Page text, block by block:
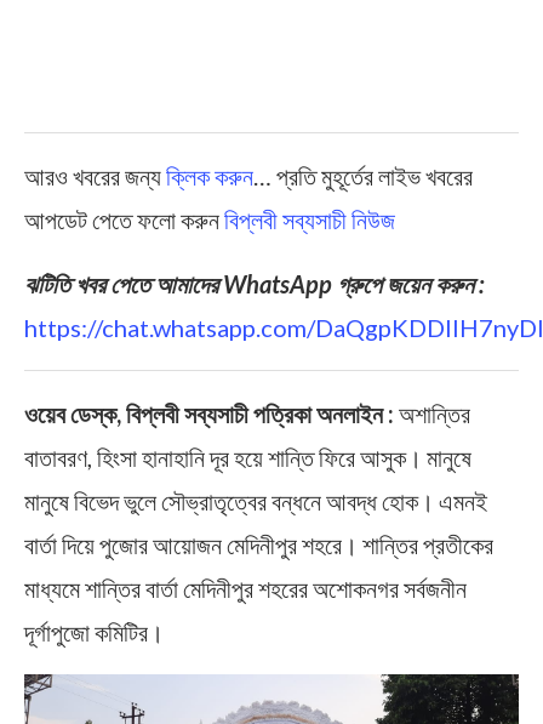
আরও খবরের জন্যক্লিক করুন… প্রতি মুহূর্তের লাইভ খবরের
আপডেট পেতে ফলো করুনবিপ্লবী সব্যসাচী নিউজ
ঝটিতি খবর পেতে আমাদের WhatsApp গ্রুপে জয়েন করুন :
https://chat.whatsapp.com/
ওয়েব ডেস্ক, বিপ্লবী সব্যসাচী পত্রিকা অনলাইন : অশান্তির
বাতাবরণ, হিংসা হানাহানি দূর হয়ে শান্তি ফিরে আসুক। মানুষে
মানুষে বিভেদ ভুলে সৌভ্রাতৃত্বের বন্ধনে আবদ্ধ হোক। এমনই
বার্তা দিয়ে পুজোর আয়োজন মেদিনীপুর শহরে। শান্তির প্রতীকের
মাধ্যমে শান্তির বার্তা মেদিনীপুর শহরের অশোকনগর সর্বজনীন
দূর্গাপুজো কমিটির।